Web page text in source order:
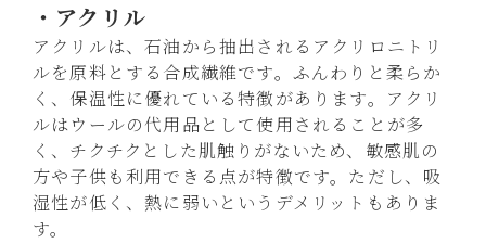
・アクリル
アクリルは、石油から抽出されるアクリロニトリ
ルを原料とする合成繊維です。ふんわりと柔らか
く、保温性に優れている特徴があります。アクリ
ルはウールの代用品として使用されることが多
く、チクチクとした肌触りがないため、敏感肌の
方や子供も利用できる点が特徴です。ただし、吸
湿性が低く、熱に弱いというデメリットもありま
す。